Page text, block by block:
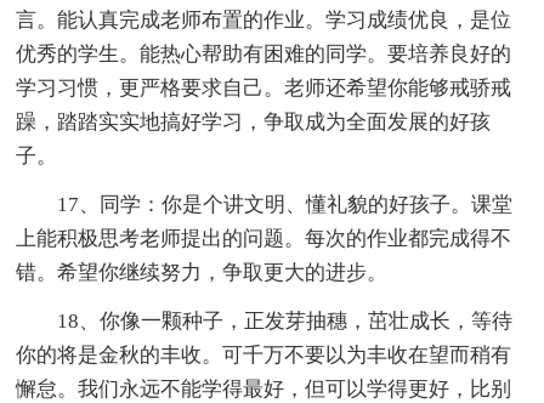
言。能认真完成老师布置的作业。学习成绩优良，是位
优秀的学生。能热心帮助有困难的同学。要培养良好的
学习习惯，更严格要求自己。老师还希望你能够戒骄戒
躁，踏踏实实地搞好学习，争取成为全面发展的好孩
子。
17、同学：你是个讲文明、懂礼貌的好孩子。课堂
上能积极思考老师提出的问题。每次的作业都完成得不
错。希望你继续努力，争取更大的进步。
18、你像一颗种子，正发芽抽穗，茁壮成长，等待
你的将是金秋的丰收。可千万不要以为丰收在望而稍有
懈怠。我们永远不能学得最好，但可以学得更好，比别